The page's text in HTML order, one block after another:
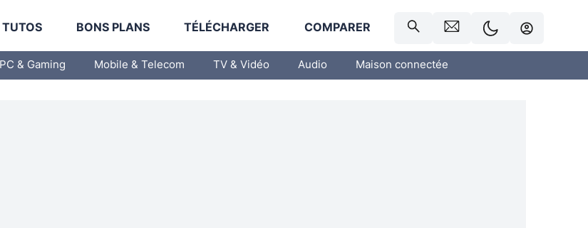
TUTOS BONS PLANS TÉLÉCHARGER COMPARER
PC & Gaming Mobile & Telecom TV & Vidéo Audio Maison connectée